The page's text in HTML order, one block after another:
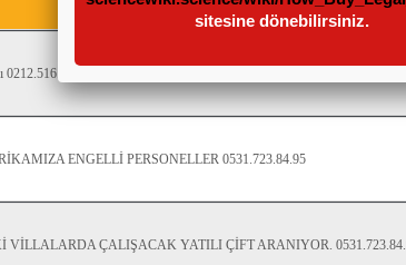
ENGELLİ PERSONELLER 0531.723.84.95
VİLLALARDA ÇALIŞACAK YATILI ÇİFT ARANIYOR.
sitesine dönebilirsiniz.